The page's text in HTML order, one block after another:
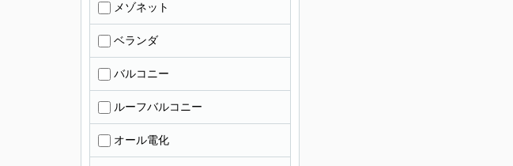
メゾネット
ベランダ
バルコニー
ルーフバルコニー
オール電化